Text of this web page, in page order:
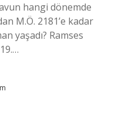
hangi dönemde
M.Ö. 2181’e kadar
yaşadı? Ramses